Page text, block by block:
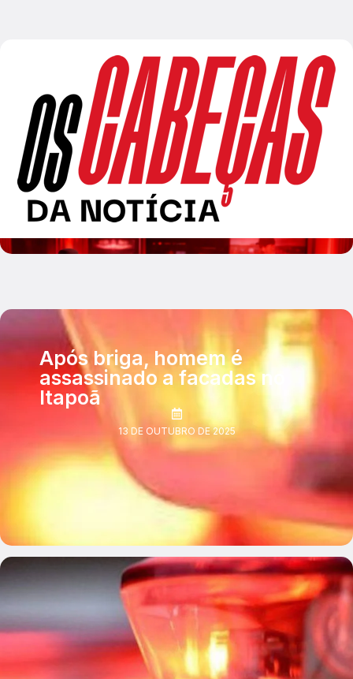
Após briga, homem é
assassinado a facadas no
Itapoã
13 DE OUTUBRO DE 2025